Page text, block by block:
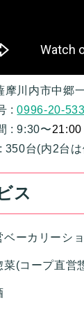
摩川内市中郷
:0996-20-
: 9:30〜21:00
350台(内2台は
ス
ベーカリーシ
菜(コープ直営